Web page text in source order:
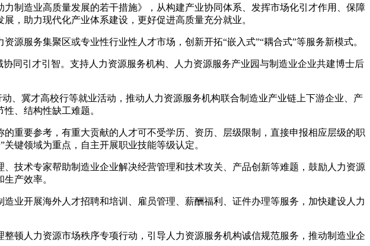
制造业高质量发展的若干措施》，从构建产业协同体系、发挥市场化引才作用、保障
，助力现代化产业体系建设，更好促进高质量充分就业。
服务集聚区或专业性行业性人才市场，创新开拓“嵌入式”“耦合式”等服务新模式。
同引才引智。支持人力资源服务机构、人力资源服务产业园与制造业企业共建博士后
、冀才高校行等就业活动，推动人力资源服务机构联合制造业产业链上下游企业、产
、结构性缺工难题。
重要参考，有重大贡献的人才可不受学历、资历、层级限制，直接申报相应层级的职
键领域为重点，自主开展职业技能等级认定。
技术专家帮助制造业企业解决经营管理和技术攻关、产品创新等难题，鼓励人力资源
产效率。
业开展海外人才招聘和培训、雇员管理、薪酬福利、证件办理等服务，加快建设人力
顿人力资源市场秩序专项行动，引导人力资源服务机构诚信规范服务，推动制造业企